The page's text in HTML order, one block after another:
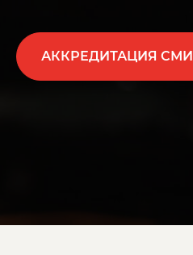
АККРЕДИТАЦИЯ СМИ